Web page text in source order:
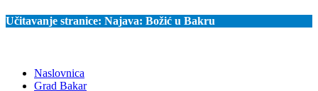
Učitavanje stranice: Najava: Božić u Bakru
Naslovnica
Grad Bakar